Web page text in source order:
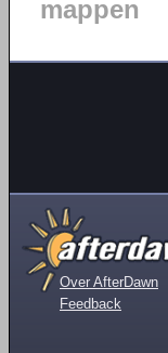
mappen
Over AfterDawn
Feedback